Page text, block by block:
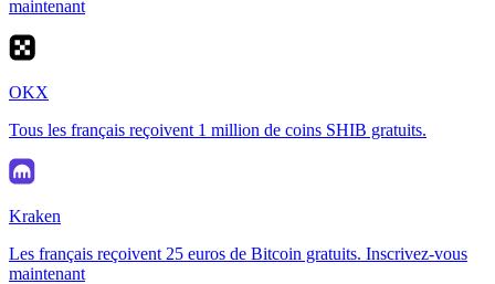
maintenant
OKX
Tous les français reçoivent 1 million de coins SHIB gratuits.
Kraken
Les français reçoivent 25 euros de Bitcoin gratuits. Inscrivez-vous
maintenant